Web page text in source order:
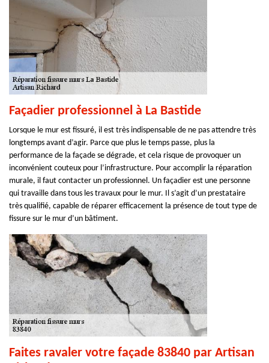
Façadier professionnel à La Bastide
Lorsque le mur est fissuré, il est très indispensable de ne pas attendre très
longtemps avant d’agir. Parce que plus le temps passe, plus la
performance de la façade se dégrade, et cela risque de provoquer un
inconvénient couteux pour l’infrastructure. Pour accomplir la réparation
murale, il faut contacter un professionnel. Un façadier est une personne
qui travaille dans tous les travaux pour le mur. Il s’agit d’un prestataire
très qualifié, capable de réparer efficacement la présence de tout type de
fissure sur le mur d’un bâtiment.
Faites ravaler votre façade 83840 par Artisan